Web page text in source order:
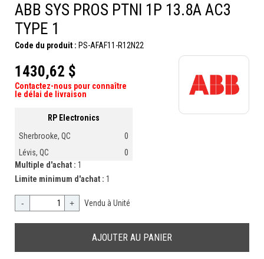
ABB SYS PROS PTNI 1P 13.8A AC3
TYPE 1
Code du produit : PS-AFAF11-R12N22
1430,62 $
Contactez-nous pour connaître
le délai de livraison
RP Electronics
Sherbrooke, QC
0
Lévis, QC
0
Multiple d'achat : 1
Limite minimum d'achat : 1
- + Vendu à Unité